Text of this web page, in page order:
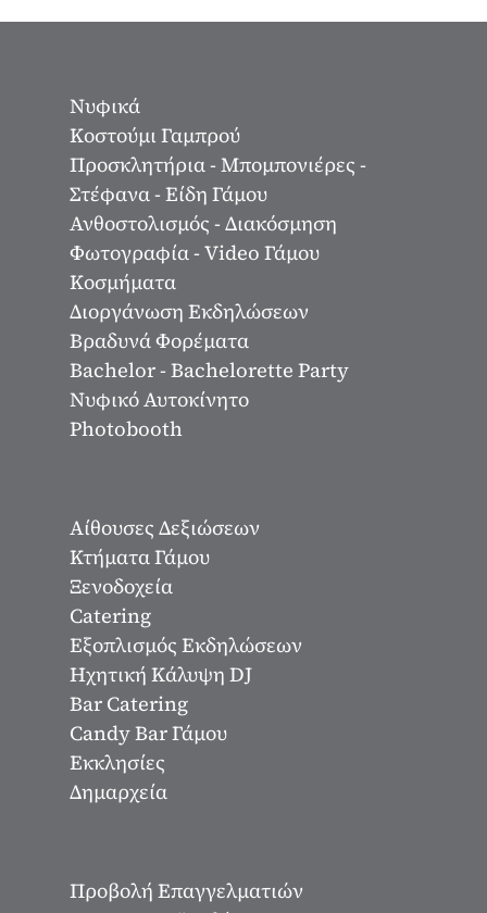
Νυφικά
Κοστούμι Γαμπρού
Προσκλητήρια - Μπομπονιέρες -
Στέφανα - Είδη Γάμου
Ανθοστολισμός - Διακόσμηση
Φωτογραφία - Video Γάμου
Κοσμήματα
Διοργάνωση Εκδηλώσεων
Βραδυνά Φορέματα
Bachelor - Bachelorette Party
Νυφικό Αυτοκίνητο
Photobooth
Αίθουσες Δεξιώσεων
Κτήματα Γάμου
Ξενοδοχεία
Catering
Εξοπλισμός Εκδηλώσεων
Ηχητική Κάλυψη DJ
Bar Catering
Candy Bar Γάμου
Εκκλησίες
Δημαρχεία
Προβολή Επαγγελματιών